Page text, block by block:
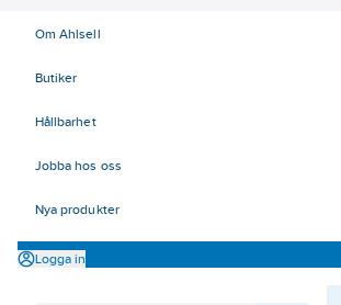
Om Ahlsell
Butiker
Hållbarhet
Jobba hos oss
Nya produkter
Logga in